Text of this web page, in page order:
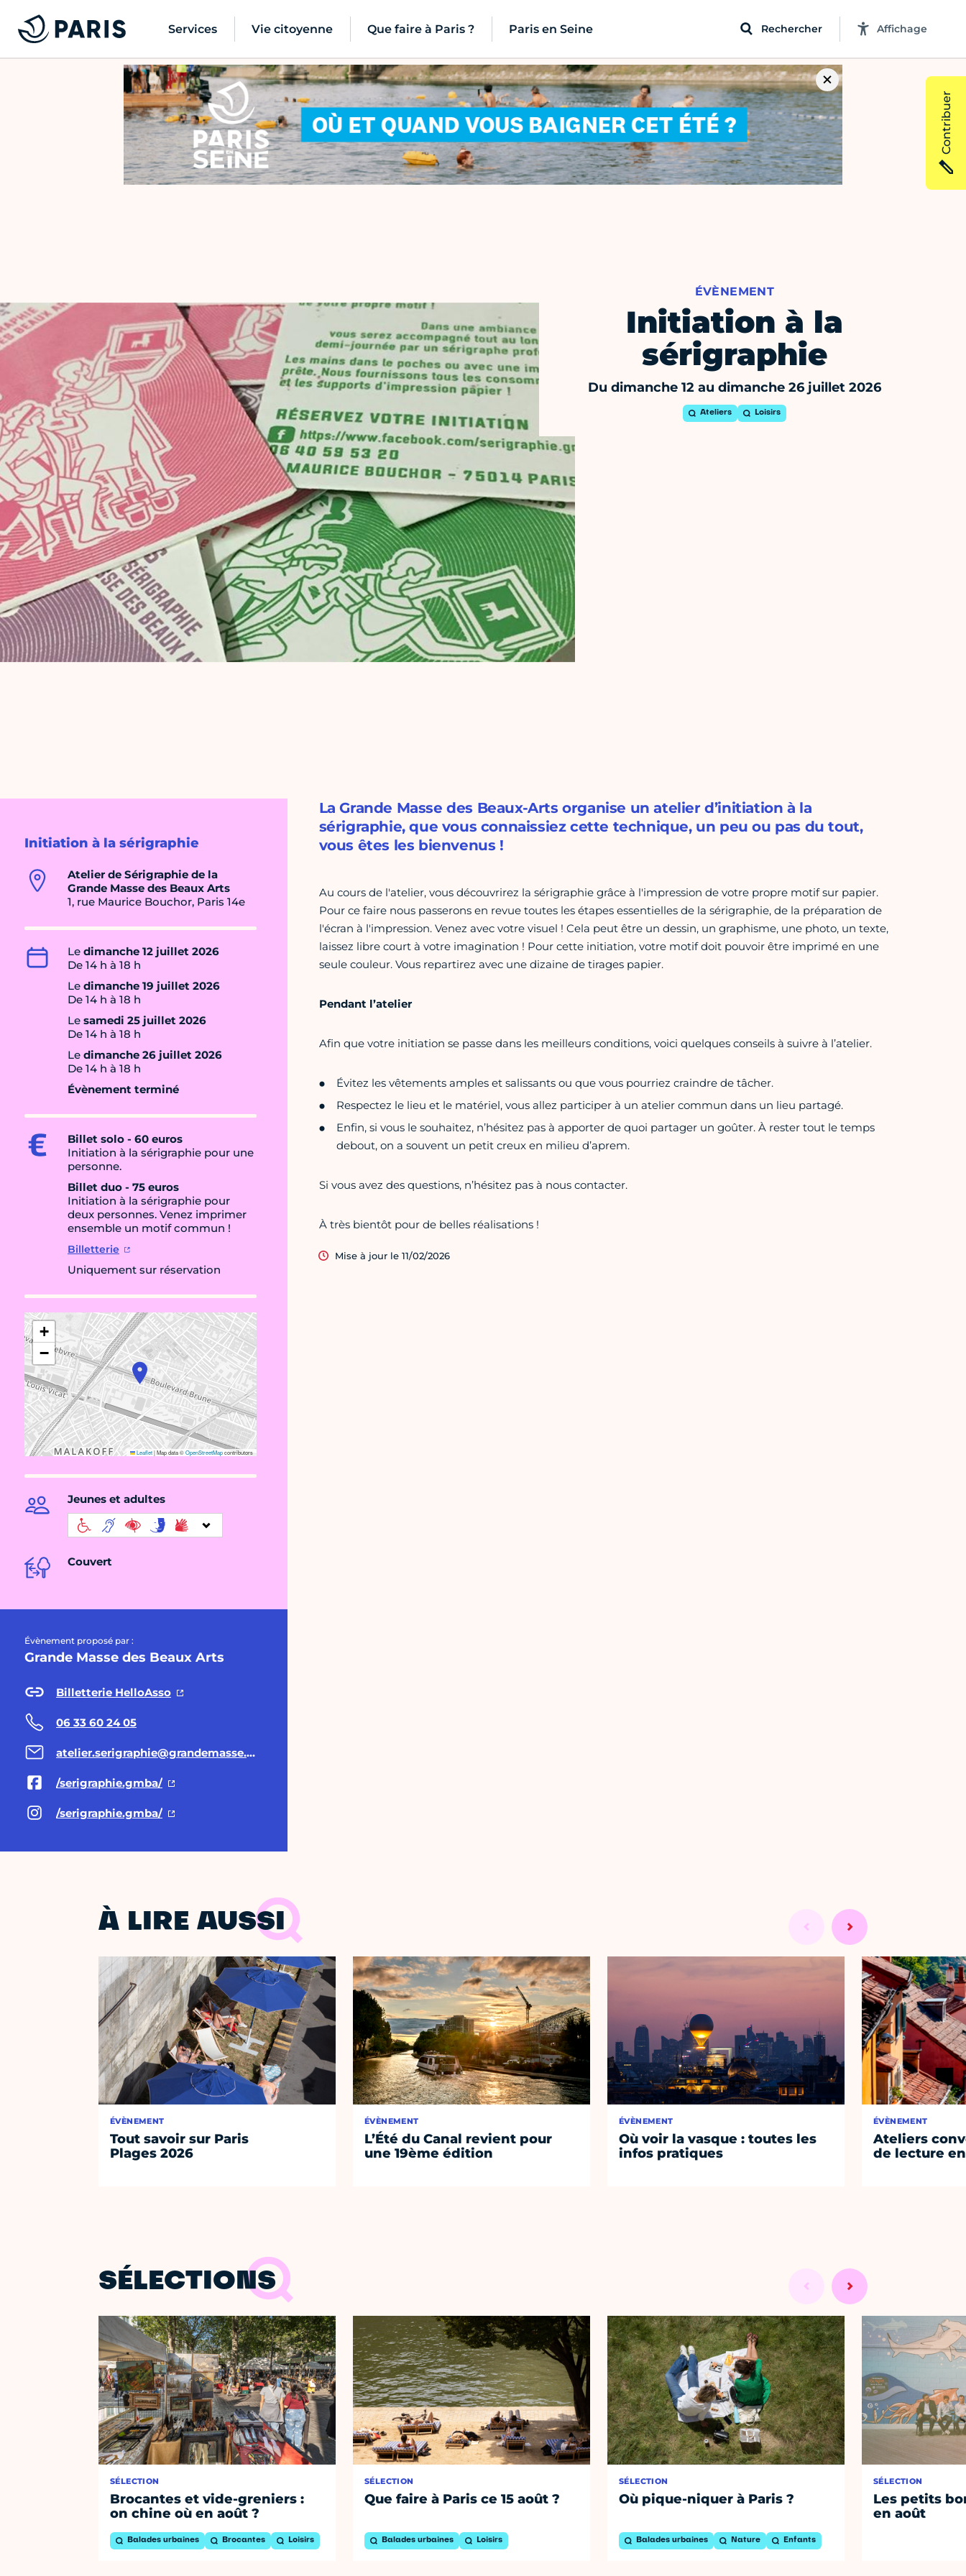
Services Vie citoyenne Que faire à Paris ? Paris en Seine Rechercher Affichage
ÉVÈNEMENT
Initiation à la
sérigraphie
Du dimanche 12 au dimanche 26 juillet 2026
Ateliers Loisirs
Initiation à la sérigraphie
Atelier de Sérigraphie de la
Grande Masse des Beaux Arts
1, rue Maurice Bouchor, Paris 14e
Le dimanche 12 juillet 2026
De 14 h à 18 h
Le dimanche 19 juillet 2026
De 14 h à 18 h
Le samedi 25 juillet 2026
De 14 h à 18 h
Le dimanche 26 juillet 2026
De 14 h à 18 h
Évènement terminé
Billet solo - 60 euros
Initiation à la sérigraphie pour une
personne.
Billet duo - 75 euros
Initiation à la sérigraphie pour
deux personnes. Venez imprimer
ensemble un motif commun !
Billetterie
Uniquement sur réservation
+
−
Leaflet|Map data ©OpenStreetMapcontributors
Jeunes et adultes
Couvert
Évènement proposé par :
Grande Masse des Beaux Arts
Billetterie HelloAsso
06 33 60 24 05
atelier.serigraphie@grandemasse.org
/serigraphie.gmba/
/serigraphie.gmba/
La Grande Masse des Beaux-Arts organise un atelier d’initiation à la
sérigraphie, que vous connaissiez cette technique, un peu ou pas du tout,
vous êtes les bienvenus !
Au cours de l'atelier, vous découvrirez la sérigraphie grâce à l'impression de votre propre motif sur papier.
Pour ce faire nous passerons en revue toutes les étapes essentielles de la sérigraphie, de la préparation de
l'écran à l'impression. Venez avec votre visuel ! Cela peut être un dessin, un graphisme, une photo, un texte,
laissez libre court à votre imagination ! Pour cette initiation, votre motif doit pouvoir être imprimé en une
seule couleur. Vous repartirez avec une dizaine de tirages papier.
Pendant l’atelier
Afin que votre initiation se passe dans les meilleurs conditions, voici quelques conseils à suivre à l’atelier.
Évitez les vêtements amples et salissants ou que vous pourriez craindre de tâcher.
Respectez le lieu et le matériel, vous allez participer à un atelier commun dans un lieu partagé.
Enfin, si vous le souhaitez, n’hésitez pas à apporter de quoi partager un goûter. À rester tout le temps
debout, on a souvent un petit creux en milieu d’aprem.
Si vous avez des questions, n’hésitez pas à nous contacter.
À très bientôt pour de belles réalisations !
Mise à jour le 11/02/2026
À LIRE AUSSI
ÉVÈNEMENT
Tout savoir sur Paris
Plages 2026
ÉVÈNEMENT
L’Été du Canal revient pour
une 19ème édition
ÉVÈNEMENT
Où voir la vasque : toutes les
infos pratiques
ÉVÈNEMENT
Ateliers
de lecture
SÉLECTIONS
SÉLECTION
Brocantes et vide-greniers :
on chine où en août ?
Balades urbaines Brocantes Loisirs
SÉLECTION
Que faire à Paris ce 15 août ?
Balades urbaines Loisirs
SÉLECTION
Où pique-niquer à Paris ?
Balades urbaines Nature Enfants
SÉLECTION
Les petits
en août
Contribuer